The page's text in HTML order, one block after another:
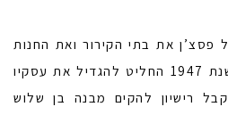
ניהל פסצ’ן את בתי הקירור ואת החנות
באופן מתון, אבל לקראת שנת 1947 החליט להגדיל את עסקיו
רישיון להקים מבנה בן שלוש